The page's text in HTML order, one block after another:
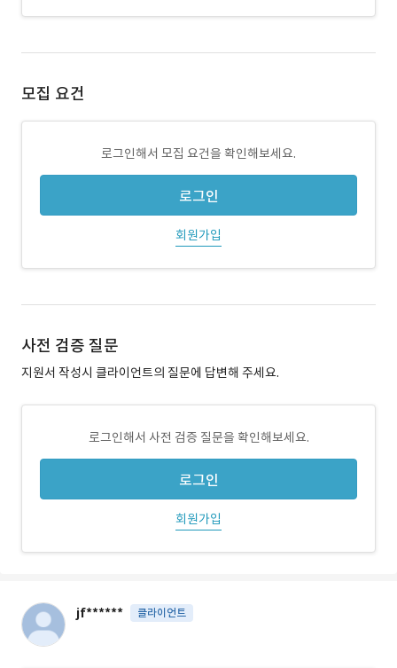
모집 요건
로그인해서 모집 요건을 확인해보세요.
로그인
회원가입
사전 검증 질문
지원서 작성시 클라이언트의 질문에 답변해 주세요.
로그인해서 사전 검증 질문을 확인해보세요.
로그인
회원가입
jf****** 클라이언트